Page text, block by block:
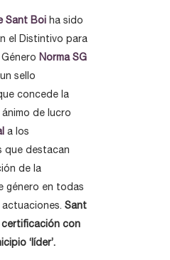
Sant Boi ha sido
el Distintivo para
Norma SG
sello
concede la
de lucro
a los
que destacan
de la
género en todas
Sant
con
‘líder’.